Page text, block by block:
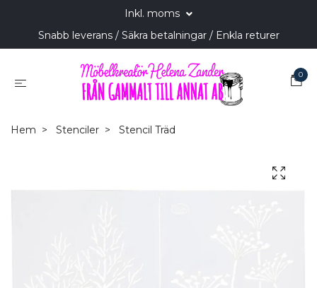
Inkl. moms
Snabb leverans / Säkra betalningar / Enkla returer
0
Hem Stenciler Stencil Träd